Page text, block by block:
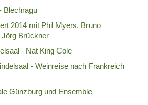
Blechragu
2014 mit Phil Myers, Bruno
Jörg Brückner
- Nat King Cole
- Weinreise nach Frankreich
Günzburg und Ensemble